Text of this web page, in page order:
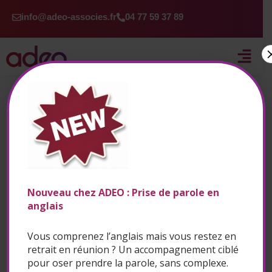
info@adeo-associes.fr 04 77 59 37 89
FORMATION ALLEMAND PROFESSIONNEL · TOUS
NIVEAUX · SAINT-ÉTIENNE
L'Allemagne reste le premier
partenaire commercial de la
Parler allemand, ça se sent.
Unterschied.
Nouveau chez ADEO : Prise de parole en
anglais
Vous comprenez l’anglais mais vous restez en
retrait en réunion ? Un accompagnement ciblé
pour oser prendre la parole, sans complexe.